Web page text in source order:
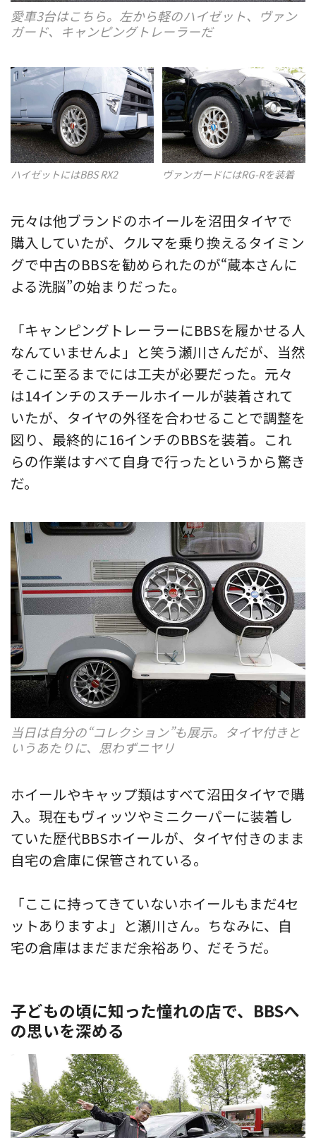
愛車3台はこちら。左から軽のハイゼット、ヴァン
ガード、キャンピングトレーラーだ
ハイゼットにはBBS RX2 ヴァンガードにはRG-Rを装着
元々は他ブランドのホイールを沼田タイヤで
購入していたが、クルマを乗り換えるタイミン
グで中古のBBSを勧められたのが“蔵本さんに
よる洗脳”の始まりだった。
「キャンピングトレーラーにBBSを履かせる人
なんていませんよ」と笑う瀬川さんだが、当然
そこに至るまでには工夫が必要だった。元々
は14インチのスチールホイールが装着されて
いたが、タイヤの外径を合わせることで調整を
図り、最終的に16インチのBBSを装着。これ
らの作業はすべて自身で行ったというから驚き
だ。
当日は自分の“コレクション”も展示。タイヤ付きと
いうあたりに、思わずニヤリ
ホイールやキャップ類はすべて沼田タイヤで購
入。現在もヴィッツやミニクーパーに装着し
ていた歴代BBSホイールが、タイヤ付きのまま
自宅の倉庫に保管されている。
「ここに持ってきていないホイールもまだ4セ
ットありますよ」と瀬川さん。ちなみに、自
宅の倉庫はまだまだ余裕あり、だそうだ。
子どもの頃に知った憧れの店で、BBSへ
の思いを深める